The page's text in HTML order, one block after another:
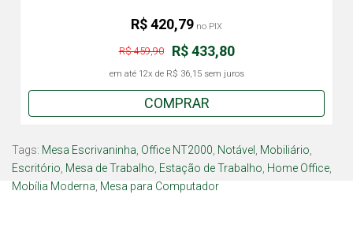
R$ 433,80
R$ 459,90
em até 12x de R$ 36,15sem juros
R$ 420,79 no PIX
COMPRAR
Tags: Mesa Escrivaninha Office NT2000 Notável Mobiliário
Escritório Mesa de Trabalho Estação de Trabalho Home Office
Mobília Moderna Mesa para Computador